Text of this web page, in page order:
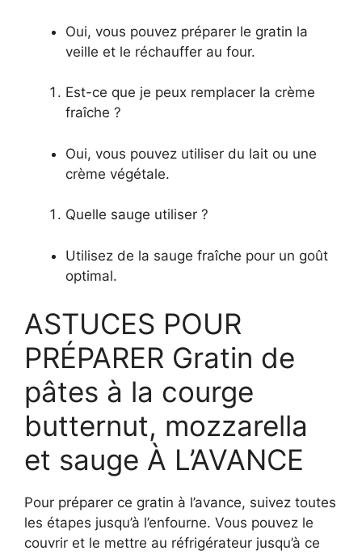
Oui, vous pouvez préparer le gratin la
veille et le réchauffer au four.
Est-ce que je peux remplacer la crème
fraîche ?
Oui, vous pouvez utiliser du lait ou une
crème végétale.
Quelle sauge utiliser ?
Utilisez de la sauge fraîche pour un goût
optimal.
ASTUCES POUR
PRÉPARER Gratin de
pâtes à la courge
butternut, mozzarella
et sauge À L’AVANCE
Pour préparer ce gratin à l’avance, suivez toutes
les étapes jusqu’à l’enfourne. Vous pouvez le
couvrir et le mettre au réfrigérateur jusqu’à ce